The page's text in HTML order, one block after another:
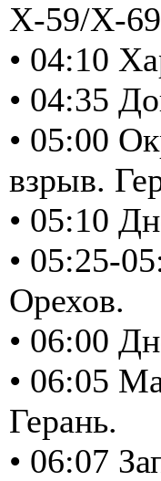
Х-59/Х-
• 04:10
• 04:35
• 05:00
взрыв.
• 05:10
• 05:25-
Орехов.
• 06:00
• 06:05
Герань.
• 06:07